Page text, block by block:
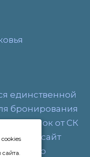
единственной
бронирования
прогулок от СК
сайт
по